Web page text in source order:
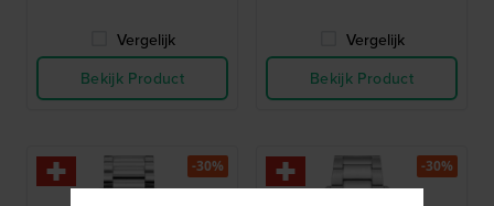
Vergelijk
Bekijk Product
Vergelijk
Bekijk Product
-30% -30%